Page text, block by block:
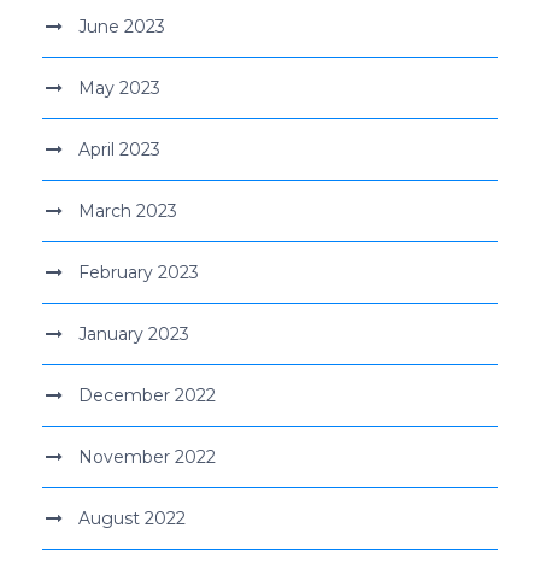
June 2023
May 2023
April 2023
March 2023
February 2023
January 2023
December 2022
November 2022
August 2022